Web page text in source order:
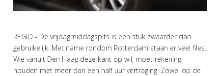
REGIO - De vrijdagmiddagspits is een stuk zwaarder dan
gebruikelijk. Met name rondom Rotterdam staan er veel files.
Wie vanuit Den Haag deze kant op wil, moet rekening
houden met meer dan een half uur vertraging. Zowel op de